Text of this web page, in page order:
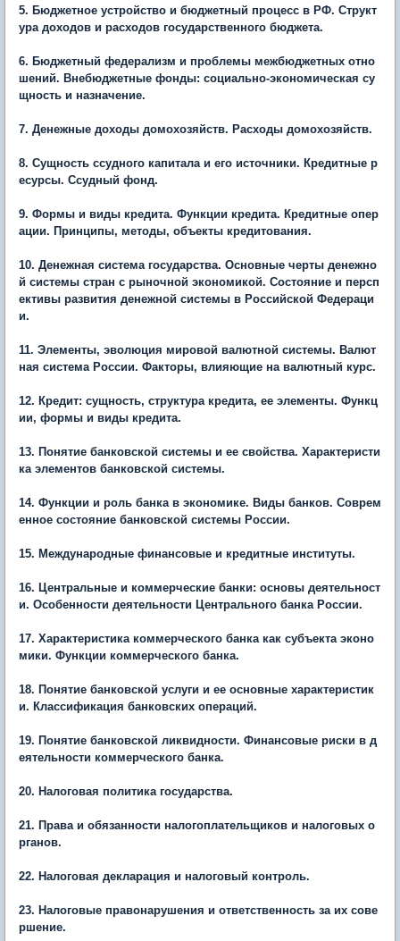
5. Бюджетное устройство и бюджетный процесс в РФ. Структ
ура доходов и расходов государственного бюджета.
6. Бюджетный федерализм и проблемы межбюджетных отно
шений. Внебюджетные фонды: социально-экономическая су
щность и назначение.
7. Денежные доходы домохозяйств. Расходы домохозяйств.
8. Сущность ссудного капитала и его источники. Кредитные р
есурсы. Ссудный фонд.
9. Формы и виды кредита. Функции кредита. Кредитные опер
ации. Принципы, методы, объекты кредитования.
10. Денежная система государства. Основные черты денежно
й системы стран с рыночной экономикой. Состояние и персп
ективы развития денежной системы в Российской Федераци
и.
11. Элементы, эволюция мировой валютной системы. Валют
ная система России. Факторы, влияющие на валютный курс.
12. Кредит: сущность, структура кредита, ее элементы. Функц
ии, формы и виды кредита.
13. Понятие банковской системы и ее свойства. Характеристи
ка элементов банковской системы.
14. Функции и роль банка в экономике. Виды банков. Соврем
енное состояние банковской системы России.
15. Международные финансовые и кредитные институты.
16. Центральные и коммерческие банки: основы деятельност
и. Особенности деятельности Центрального банка России.
17. Характеристика коммерческого банка как субъекта эконо
мики. Функции коммерческого банка.
18. Понятие банковской услуги и ее основные характеристик
и. Классификация банковских операций.
19. Понятие банковской ликвидности. Финансовые риски в д
еятельности коммерческого банка.
20. Налоговая политика государства.
21. Права и обязанности налогоплательщиков и налоговых о
рганов.
22. Налоговая декларация и налоговый контроль.
23. Налоговые правонарушения и ответственность за их сове
ршение.